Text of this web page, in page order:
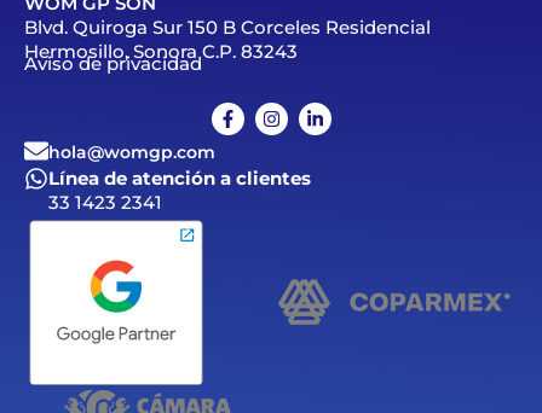
Blvd. Quiroga Sur 150 B Corceles Residencial
Hermosillo, Sonora C.P. 83243
Aviso de privacidad
hola@womgp.com
Línea de atención a clientes
33 1423 2341